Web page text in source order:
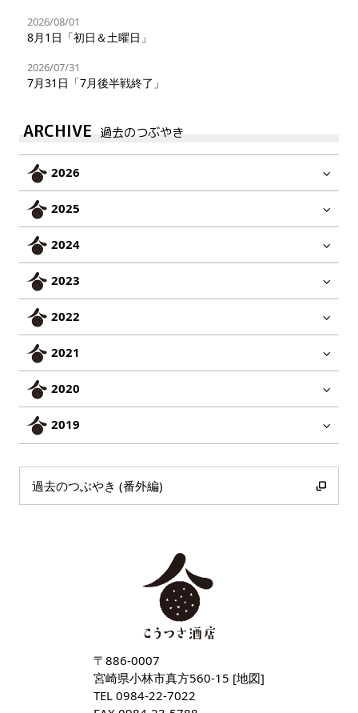
2026/08/01
8月1日「初日＆土曜日」
2026/07/31
7月31日「7月後半戦終了」
ARCHIVE 過去のつぶやき
2026
2025
2024
2023
2022
2021
2020
2019
過去のつぶやき (番外編)
〒886-0007
宮崎県小林市真方560-15 [地図]
TEL 0984-22-7022